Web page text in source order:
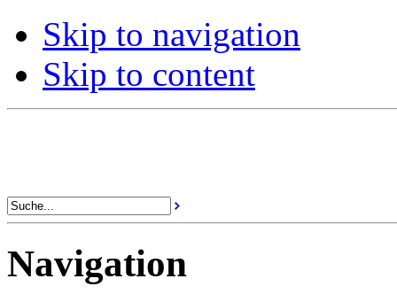
Skip to navigation
Skip to content
Navigation